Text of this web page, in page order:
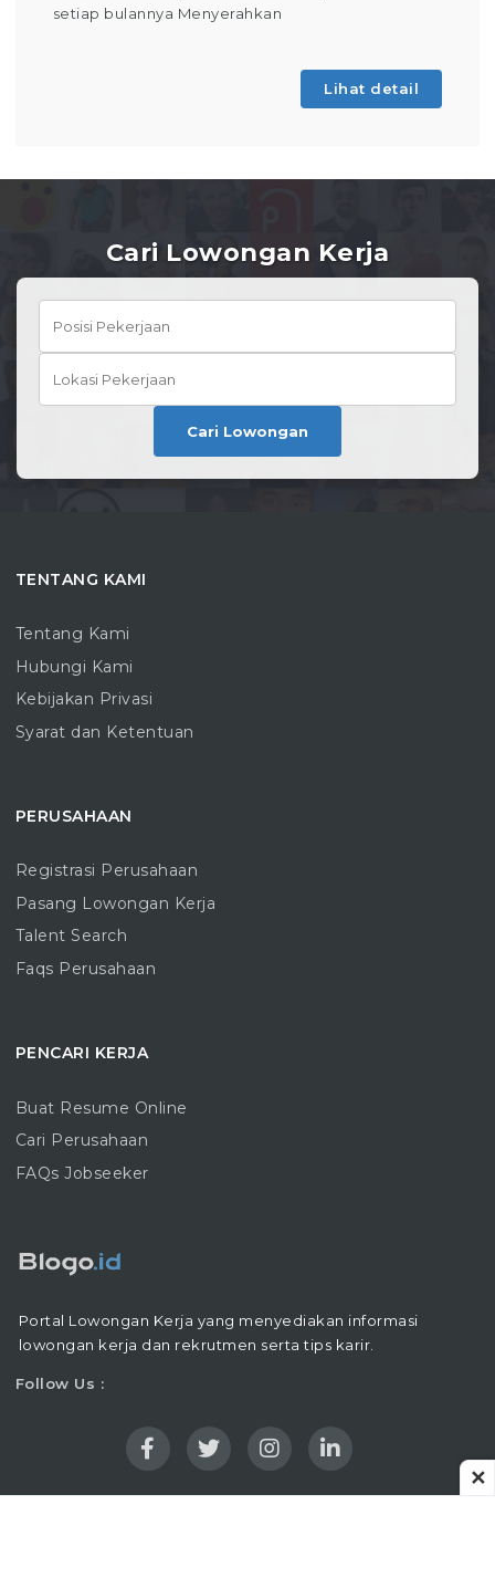
setiap bulannya Menyerahkan
Lihat detail
Cari Lowongan Kerja
Cari Lowongan
TENTANG KAMI
Tentang Kami
Hubungi Kami
Kebijakan Privasi
Syarat dan Ketentuan
PERUSAHAAN
Registrasi Perusahaan
Pasang Lowongan Kerja
Talent Search
Faqs Perusahaan
PENCARI KERJA
Buat Resume Online
Cari Perusahaan
FAQs Jobseeker
Portal Lowongan Kerja yang menyediakan informasi
lowongan kerja dan rekrutmen serta tips karir.
Follow Us :
✕